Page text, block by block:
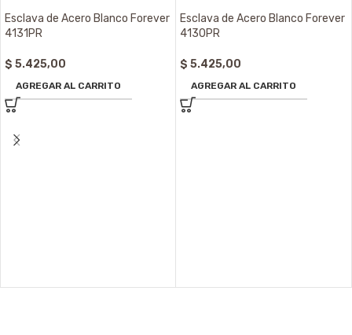
Esclava de Acero Blanco Forever
4131PR
$ 5.425,00
AGREGAR AL CARRITO
Esclava de Acero Blanco Forever
4130PR
$ 5.425,00
AGREGAR AL CARRITO